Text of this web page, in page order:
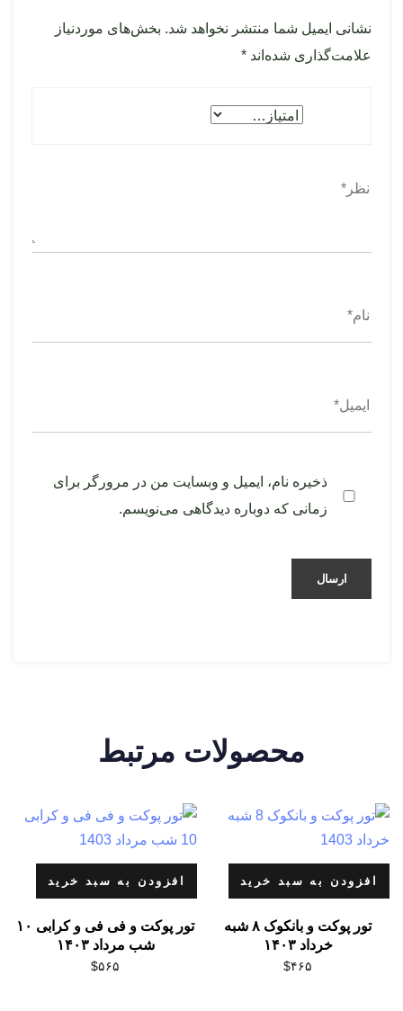
نشانی ایمیل شما منتشر نخواهد شد. بخش‌های موردنیاز
علامت‌گذاری شده‌اند *
ذخیره نام، ایمیل و وبسایت من در مرورگر برای
زمانی که دوباره دیدگاهی می‌نویسم.
محصولات مرتبط
افزودن به سبد خرید
تور پوکت و بانکوک ۸ شبه
خرداد ۱۴۰۳
$۴۶۵
افزودن به سبد خرید
تور پوکت و فی فی و کرابی ۱۰
شب مرداد ۱۴۰۳
$۵۶۵